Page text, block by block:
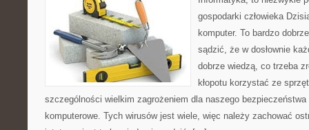
gospodarki człowieka
komputer. To bardzo
sądzić, że w dosłownie
dobrze wiedzą, co trzeba
kłopotu korzystać ze
szczególności wielkim zagrożeniem dla naszego
komputerowe. Tych wirusów jest wiele, więc należy zachować